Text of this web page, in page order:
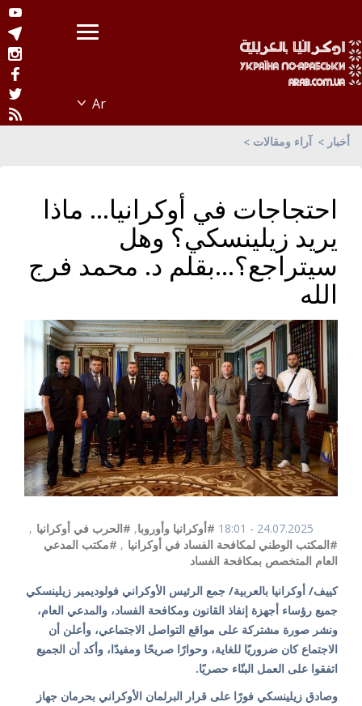
أخبار آراء ومقالات
احتجاجات في أوكرانيا... ماذا
يريد زيلينسكي؟ وهل
سيتراجع؟...بقلم د. محمد فرج
الله
24.07.2025 - 18:01 #أوكرانيا وأوروبا, #الحرب في أوكرانيا ,
#المكتب الوطني لمكافحة الفساد في أوكرانيا , #مكتب المدعي
العام المتخصص بمكافحة الفساد
كييف/ أوكرانيا بالعربية/ جمع الرئيس الأوكراني فولوديمير زيلينسكي
جميع رؤساء أجهزة إنفاذ القانون ومكافحة الفساد، والمدعي العام،
ونشر صورة مشتركة على مواقع التواصل الاجتماعي، وأعلن أن
الاجتماع كان ضروريًا للغاية، وحوارًا صريحًا ومفيدًا، وأكد أن الجميع
اتفقوا على العمل البنّاء حصريًا.
وصادق زيلينسكي فورًا على قرار البرلمان الأوكراني بحرمان جهاز